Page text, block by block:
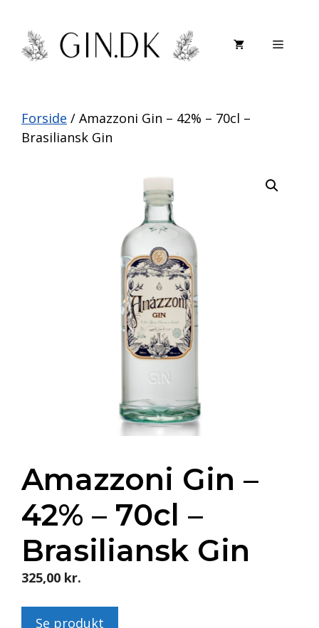
indhold
Menu
Forside / Amazzoni Gin – 42% – 70cl –
Brasiliansk Gin
Amazzoni Gin –
42% – 70cl –
Brasiliansk Gin
325,00 kr.
Se produkt